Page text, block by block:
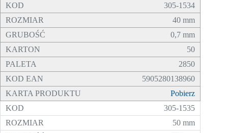
305-1534
40 mm
0,7 mm
50
2850
5905280138960
Pobierz
305-1535
50 mm